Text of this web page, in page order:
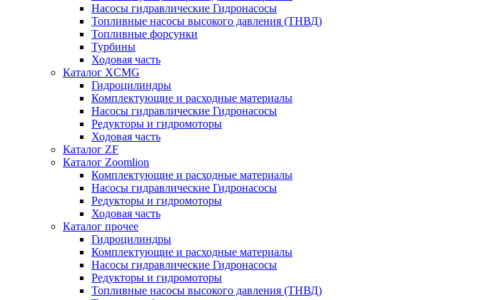
Насосы гидравлические Гидронасосы
Топливные насосы высокого давления (ТНВД)
Топливные форсунки
Турбины
Ходовая часть
Каталог XCMG
Гидроцилиндры
Комплектующие и расходные материалы
Насосы гидравлические Гидронасосы
Редукторы и гидромоторы
Ходовая часть
Каталог ZF
Каталог Zoomlion
Комплектующие и расходные материалы
Насосы гидравлические Гидронасосы
Редукторы и гидромоторы
Ходовая часть
Каталог прочее
Гидроцилиндры
Комплектующие и расходные материалы
Насосы гидравлические Гидронасосы
Редукторы и гидромоторы
Топливные насосы высокого давления (ТНВД)